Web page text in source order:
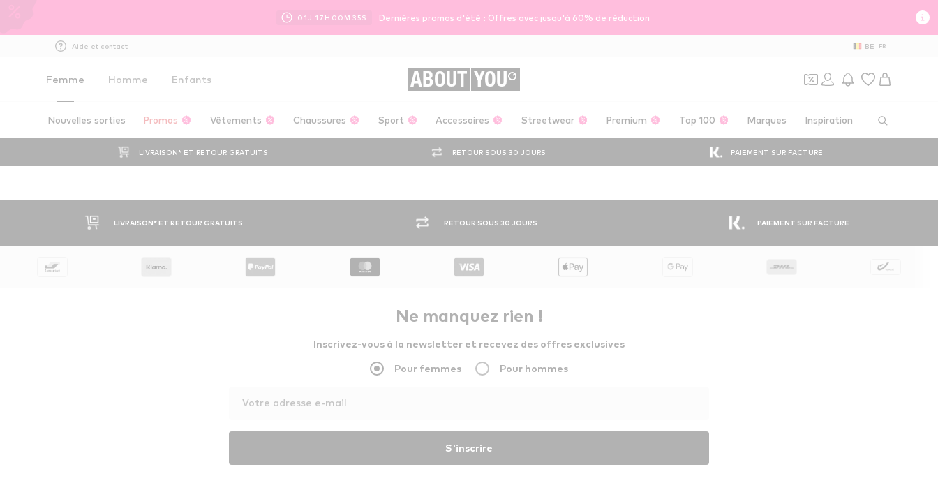
01 J 17 H 00 M 35S Dernières promos d'été : Offres avec jusqu'à 60% de réduction
Aide et contact BE FR
Femme Homme Enfants ABOUT YOU
Nouvelles sorties Promos Vêtements Chaussures Sport Accessoires Streetwear Premium Top 100 Marques Inspiration
LIVRAISON* ET RETOUR GRATUITS RETOUR SOUS 30 JOURS PAIEMENT SUR FACTURE
LIVRAISON* ET RETOUR GRATUITS RETOUR SOUS 30 JOURS PAIEMENT SUR FACTURE
Ne manquez rien !
Inscrivez-vous à la newsletter et recevez des offres exclusives
Pour femmes Pour hommes
Votre adresse e-mail
S'inscrire